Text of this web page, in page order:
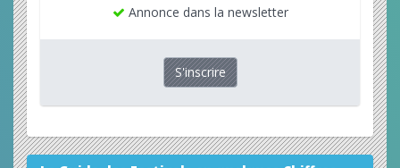
Annonce dans la newsletter
S'inscrire